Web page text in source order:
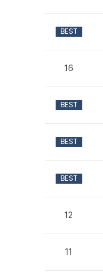
BEST
16
BEST
BEST
BEST
12
11